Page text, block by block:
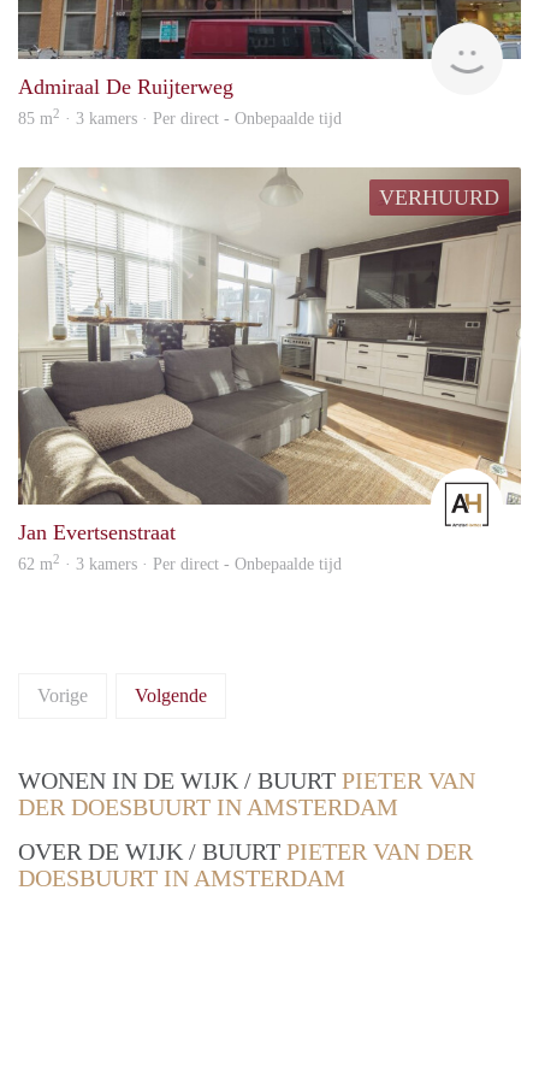
Admiraal De Ruijterweg
85 m2 · 3 kamers · Per direct - Onbepaalde tijd
VERHUURD
Jan Evertsenstraat
62 m2 · 3 kamers · Per direct - Onbepaalde tijd
Vorige Volgende
WONEN IN DE WIJK / BUURT PIETER VAN
DER DOESBUURT IN AMSTERDAM
OVER DE WIJK / BUURT PIETER VAN DER
DOESBUURT IN AMSTERDAM